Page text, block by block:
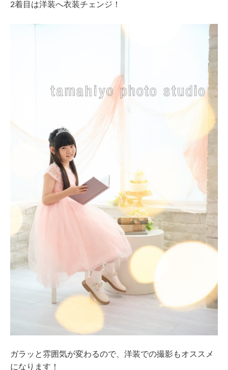
2着目は洋装へ衣装チェンジ！
ガラッと雰囲気が変わるので、洋装での撮影もオススメ
になります！